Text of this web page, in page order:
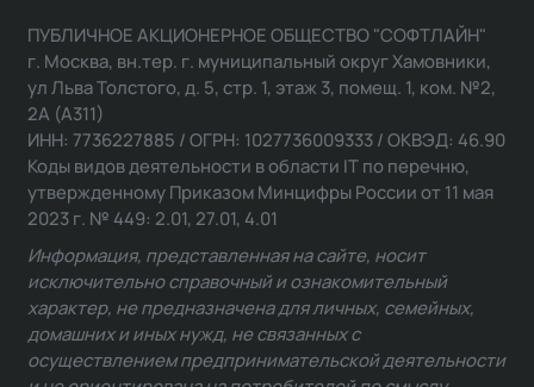
ПУБЛИЧНОЕ АКЦИОНЕРНОЕ ОБЩЕСТВО "СОФТЛАЙН"
г. Москва, вн.тер. г. муниципальный округ Хамовники,
ул Льва Толстого, д. 5, стр. 1, этаж 3, помещ. 1, ком. №2,
2А (А311)
ИНН: 7736227885 / ОГРН: 1027736009333 / ОКВЭД: 46.90
Коды видов деятельности в области IT по перечню,
утвержденному Приказом Минцифры России от 11 мая
2023 г. № 449: 2.01, 27.01, 4.01
Информация, представленная на сайте, носит
исключительно справочный и ознакомительный
характер, не предназначена для личных, семейных,
домашних и иных нужд, не связанных с
осуществлением предпринимательской деятельности